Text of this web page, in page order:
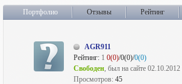
Портфолио Отзывы Рейтинг
AGR911
Рейтинг: 1 0(0)/0(0)/0(0)
Свободен, был на сайте
Просмотров: 45